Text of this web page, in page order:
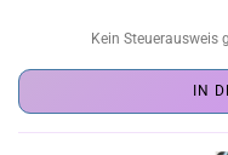
Kein Steuerausweis
IN